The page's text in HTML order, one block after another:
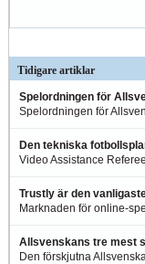
Tidigare artiklar
Spelordningen för
Spelordningen för
Den tekniska
Video Assistance
Trustly är den
Marknaden för online-
Allsvenskans tre mest
Den förskjutna